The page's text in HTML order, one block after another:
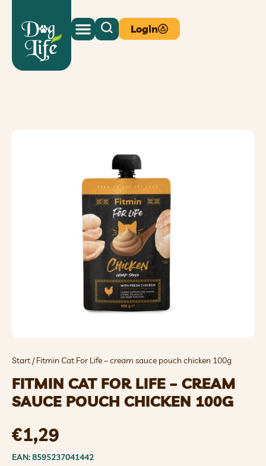
Login
Start/ Fitmin Cat For Life – cream sauce pouch chicken 100g
FITMIN CAT FOR LIFE – CREAM
SAUCE POUCH CHICKEN 100G
€1,29
EAN: 8595237041442